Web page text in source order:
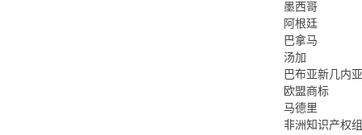
墨西哥
阿根廷
巴拿马
汤加
巴布亚新几内亚
欧盟商标
马德里
非洲知识产权